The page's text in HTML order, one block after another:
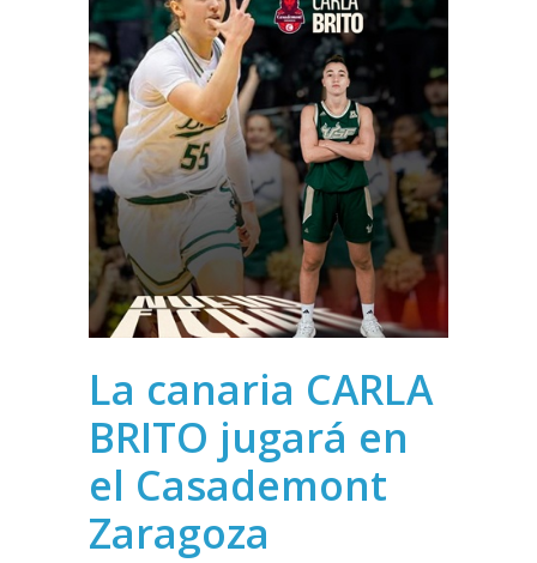
La canaria CARLA
BRITO jugará en
el Casademont
Zaragoza